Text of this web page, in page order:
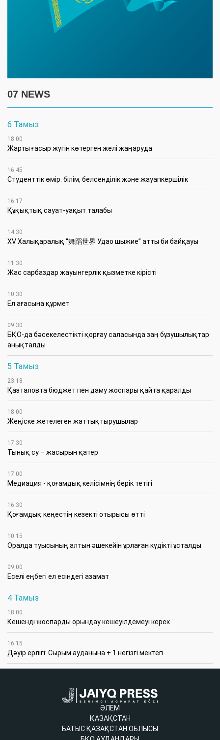
07 NEWS
6 Тамыз
18:00
Жарты ғасыр жүгін көтерген желі жаңаруда
16:45
Студенттік өмір: білім, белсенділік және жауапкершілік
16:17
Құқықтық сауат-уақыт талабы
14:30
XV Халықаралық “舞蹈世界 Удао шыжие” атты би байқауы
11:30
Жас сарбаздар жауынгерлік қызметке кірісті
10:30
Ел ағасына құрмет
09:30
БҚО-да бәсекелестікті қорғау саласында заң бұзушылықтар
анықталды
5 Тамыз
23:18
Қазталовта бюджет пен даму жоспары қайта қаралды
18:00
Жеңіске жетелеген жаттықтырушылар
17:30
Тынық су – жасырын қатер
17:00
Медиация - қоғамдық келісімнің берік тетігі
16:30
Қоғамдық кеңестің кезекті отырысы өтті
10:15
Оралда туысының алтын әшекейін ұрлаған күдікті ұсталды
09:00
Еселі еңбегі ел есіндегі азамат
4 Тамыз
18:00
Кешенді жоспарды орындау кешеуілдемеуі керек
16:15
Дәуір ерлігі: Сырым ауданына + 1 негізгі мектеп
ӘЛЕМ
ҚАЗАҚСТАН
БАТЫС ҚАЗАҚСТАН ОБЛЫСЫ